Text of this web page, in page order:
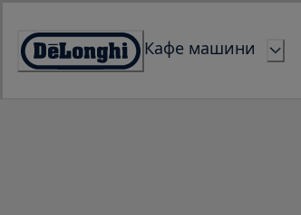
Content
Accessibility
Кафе машини